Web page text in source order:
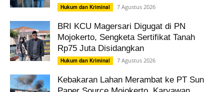
Hukum dan Kriminal 7 Agustus 2026
BRI KCU Magersari Digugat di PN
Mojokerto, Sengketa Sertifikat Tanah
Rp75 Juta Disidangkan
Hukum dan Kriminal 7 Agustus 2026
Kebakaran Lahan Merambat ke PT Sun